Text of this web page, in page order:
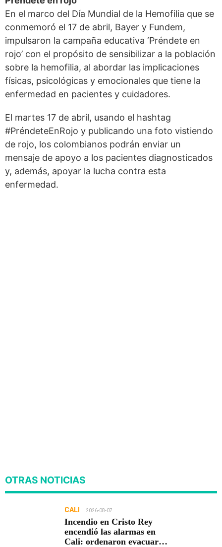
En el marco del Día Mundial de la Hemofilia que se
conmemoró el 17 de abril, Bayer y Fundem,
impulsaron la campaña educativa ‘Préndete en
rojo’ con el propósito de sensibilizar a la población
sobre la hemofilia, al abordar las implicaciones
físicas, psicológicas y emocionales que tiene la
enfermedad en pacientes y cuidadores.
El martes 17 de abril, usando el hashtag
#PréndeteEnRojo y publicando una foto vistiendo
de rojo, los colombianos podrán enviar un
mensaje de apoyo a los pacientes diagnosticados
y, además, apoyar la lucha contra esta
enfermedad.
OTRAS NOTICIAS
CALI 2026-08-07
Incendio en Cristo Rey
encendió las alarmas en
Cali: ordenaron evacuar